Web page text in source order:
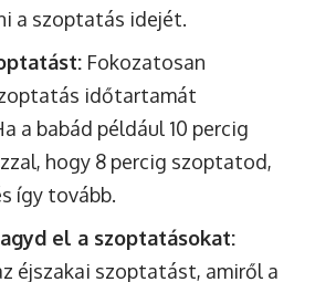
a szoptatás idejét.
Fokozatosan
időtartamát
a babád például 10 percig
hogy 8 percig szoptatod,
így tovább.
el a szoptatásokat:
éjszakai szoptatást, amiről a